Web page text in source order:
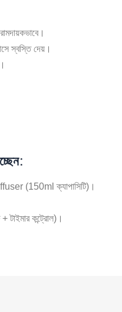
স্বস্তি দেয়।
(150ml ক্যাপাসিটি)।
টাইমার কন্ট্রোল)।